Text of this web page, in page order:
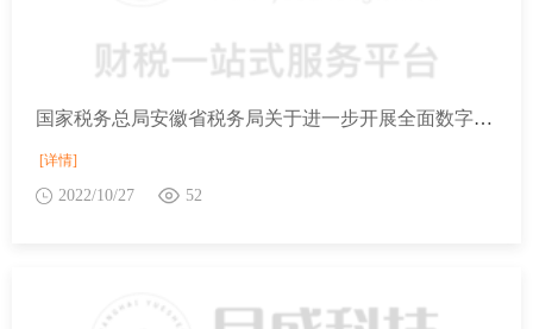
国家税务总局安徽省税务局关于进一步开展全面数字化的电子发票受票试点工作的公告
[详情]
2022/10/27 52